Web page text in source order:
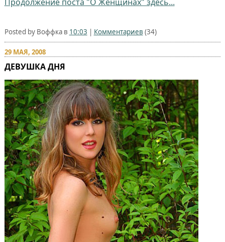
Posted by Воффка в 10:03 | Комментариев (34)
29 МАЯ, 2008
ДЕВУШКА ДНЯ